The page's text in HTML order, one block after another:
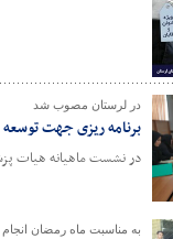
در لرستان مصوب شد
برنامه ریزی جهت
در نشست ماهیانه هیات
به مناسبت ماه رمضان